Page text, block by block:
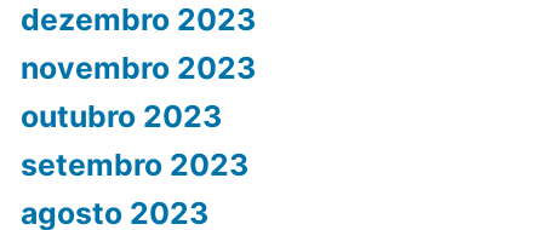
dezembro 2023
novembro 2023
outubro 2023
setembro 2023
agosto 2023